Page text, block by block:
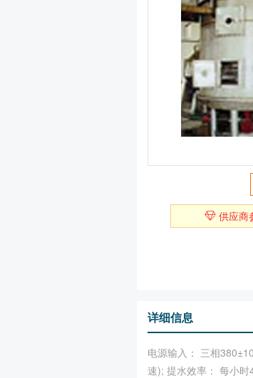
供应商
详细信息
电源输入： 三相
速); 提水效率： 每小